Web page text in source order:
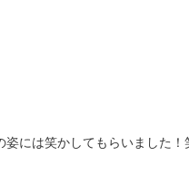
には笑かしてもらいました！